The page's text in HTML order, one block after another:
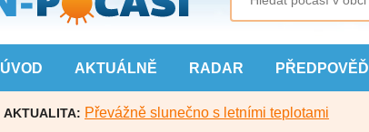
ÚVOD AKTUÁLNĚ RADAR PŘEDPOVĚĎ
AKTUALITA: Převážně slunečno s letními teplotami